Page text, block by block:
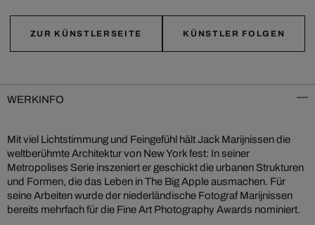
ZUR KÜNSTLERSEITE KÜNSTLER FOLGEN
WERKINFO
Mit viel Lichtstimmung und Feingefühl hält Jack Marijnissen die
weltberühmte Architektur von New York fest: In seiner
Metropolises Serie inszeniert er geschickt die urbanen Strukturen
und Formen, die das Leben in The Big Apple ausmachen. Für
seine Arbeiten wurde der niederländische Fotograf Marijnissen
bereits mehrfach für die Fine Art Photography Awards nominiert.